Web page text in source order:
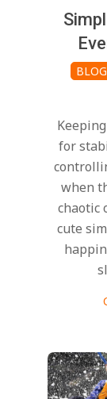
2025-
for
when
chaotic
cute